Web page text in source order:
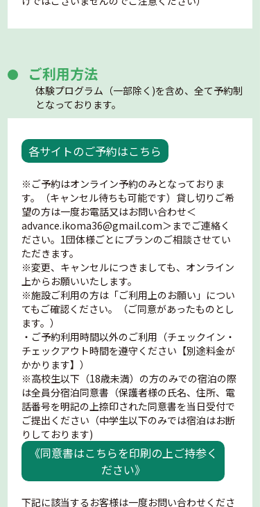
ご利用方法
体験プログラム（一部除く)を含め、全て予約制
となっております。
各サイトのご予約はこちら
※ご予約はオンライン予約のみとなっておりま
す。（キャンセル待ちも可能です）貸し切りご希
望の方は一度お電話又はお問い合わせ＜
advance.ikoma36@gmail.com＞までご連絡く
ださい。1団体様ごとにプランのご相談させてい
ただきます。
※変更、キャンセルにつきましても、オンライン
上からお願いいたします。
※施設ご利用の方は「ご利用上のお願い」につい
てもご確認ください。（ご同意があったものとし
ます。）
・ご予約利用時間以外のご利用（チェックイン・
チェックアウト時間を遵守ください【別途料金が
かかります】）
※高校生以下（18歳未満）の方のみでの宿泊の際
は全員分宿泊同意書（保護者様の氏名、住所、電
話番号を明記の上捺印された同意書を当日受付で
ご提出ください（中学生以下のみでは宿泊はお断
りしております)
《同意書はこちらを印刷の上ご持参く
ださい》
下記に該当するお客様は一度お問い合わせくださ